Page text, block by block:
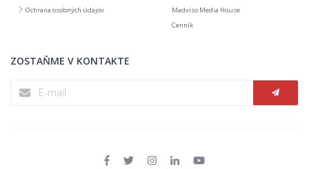
Ochrana osobných údajov
Madviso Media House
Cenník
ZOSTAŇME V KONTAKTE